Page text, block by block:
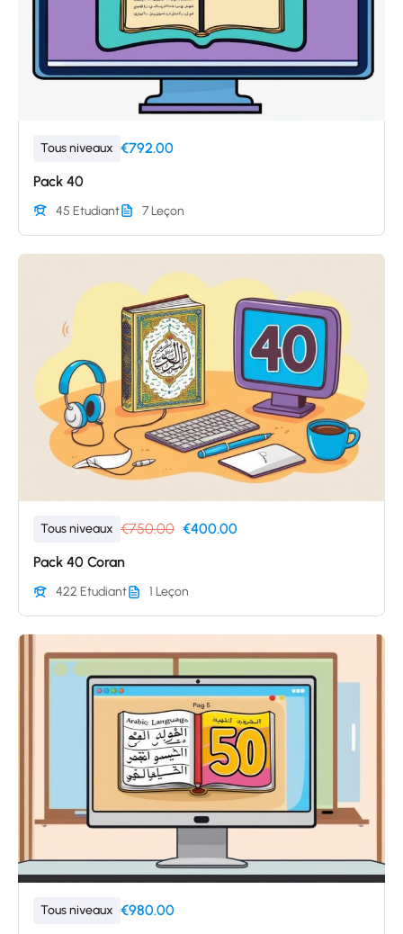
Tous niveaux €792.00
Pack 40
45 Etudiant 7 Leçon
Tous niveaux €750.00 €400.00
Pack 40 Coran
422 Etudiant 1 Leçon
Tous niveaux €980.00